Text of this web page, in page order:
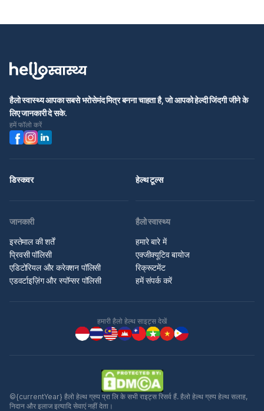
हैलो स्वास्थ्य आपका सबसे भरोसेमंद मित्र बनना चाहता है, जो आपको हेल्दी जिंदगी जीने के
लिए जानकारी दे सके.
हमें फॉलो करें
डिस्कवर हेल्थ टूल्स
जानकारी
इस्तेमाल की शर्तें
प्रिवसी पॉलिसी
एडिटोरियल और करेक्शन पॉलिसी
एडवर्टाइज़िंग और स्पॉन्सर पॉलिसी
हैलो स्वास्थ्य
हमारे बारे में
एक्जीक्यूटिव बायोज
रिक्रूटमेंट
हमें संपर्क करें
हमारी हैलो हेल्थ साइट्स देखें
©{currentYear} हैलो हेल्थ ग्रुप प्रा लि के सभी राइट्स रिसर्व हैं. हैलो हेल्थ ग्रुप हेल्थ सलाह,
निदान और इलाज इत्यादि सेवाएं नहीं देता।